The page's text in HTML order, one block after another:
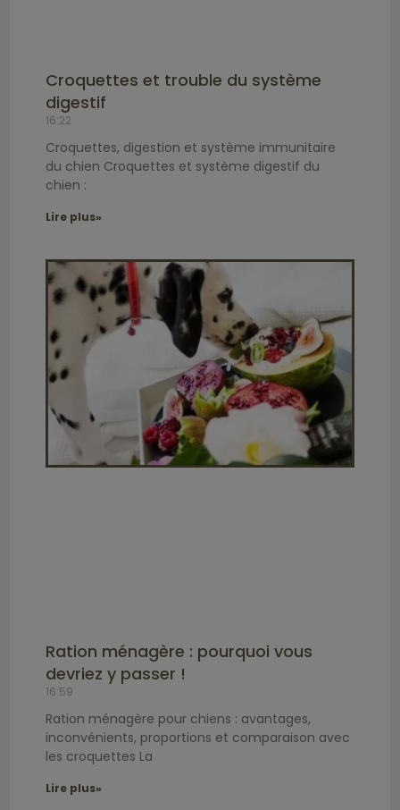
Croquettes et trouble du système
digestif
16:22
Croquettes, digestion et système immunitaire
du chien Croquettes et système digestif du
chien :
Lire plus»
Ration ménagère : pourquoi vous
devriez y passer !
16:59
Ration ménagère pour chiens : avantages,
inconvénients, proportions et comparaison avec
les croquettes La
Lire plus»